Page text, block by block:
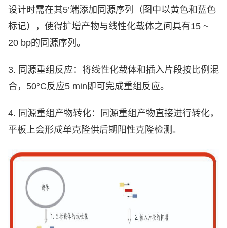
设计时需在其5’端添加同源序列（图中以黄色和蓝色
标记），使得扩增产物与线性化载体之间具有15 ~
20 bp的同源序列。
3. 同源重组反应：将线性化载体和插入片段按比例混
合， 50°C反应5 min 即可完成重组反应。
4. 同源重组产物转化：同源重组产物直接进行转化，
平板上会形成单克隆供后期阳性克隆检测。